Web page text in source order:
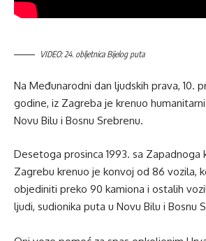
VIDEO: 24. obljetnica Bijelog puta
Na Međunarodni dan ljudskih prava, 10.
godine, iz Zagreba je krenuo
Novu Bilu i Bosnu Srebrenu.
Desetoga prosinca 1993. sa Zapadnoga
Zagrebu krenuo je konvoj od 86 vozila,
objediniti preko 90 kamiona i ostalih
ljudi, sudionika puta u Novu Bilu i Bosnu